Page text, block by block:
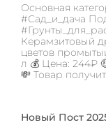
Основная
#Сад_и_дача
Керамзитовый
цветов
л 💰 Цена: 244₽
💸 Товар
Новый Пост